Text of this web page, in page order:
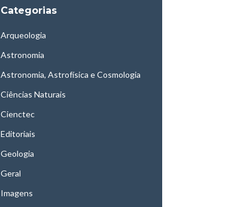
Categorias
Arqueologia
Astronomia
Astronomia, Astrofísica e Cosmologia
Ciências Naturais
Cienctec
Editoriais
Geologia
Geral
Imagens